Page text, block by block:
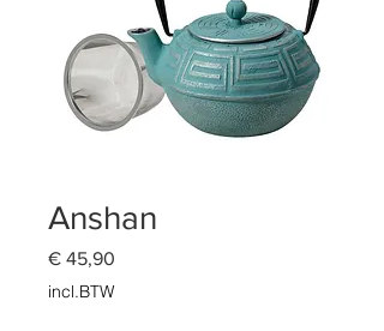
Anshan
€ 45,90
incl.BTW